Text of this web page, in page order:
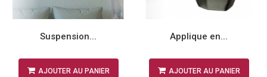
Suspension...
AJOUTER AU PANIER
Applique en...
AJOUTER AU PANIER